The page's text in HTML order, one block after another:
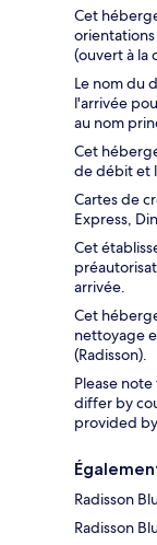
Cet
(ouvert à la
Le nom du
l'arrivée
au nom
Cet
de débit et
Cartes de
Express,
Cet
arrivée.
Cet
nettoyage
(Radisson).
Please
differ by
provided
Radisson
Radisson